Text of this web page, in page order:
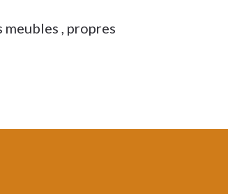
, propres